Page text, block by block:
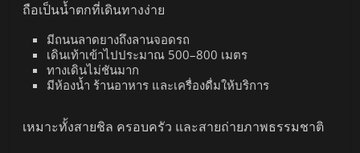
ถือเป็นน้ำตกที่เดินทางง่าย
มีถนนลาดยางถึงลานจอดรถ
เดินเท้าเข้าไปประมาณ 500–800 เมตร
ทางเดินไม่ชันมาก
มีห้องน้ำ ร้านอาหาร และเครื่องดื่มให้บริการ
เหมาะทั้งสายชิล ครอบครัว และสายถ่ายภาพธรรมชาติ